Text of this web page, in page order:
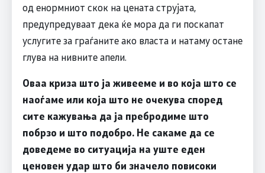
од енормниот скок на цената струјата,
предупредуваат дека ќе мора да ги поскапат
услугите за граѓаните ако власта и натаму остане
глува на нивните апели.
Оваа криза што ја живееме и во која што се
наоѓаме или која што не очекува според
сите кажувања да ја пребродиме што
побрзо и што подобро. Не сакаме да се
доведеме во ситуација на уште еден
ценовен удар што би значело повисоки